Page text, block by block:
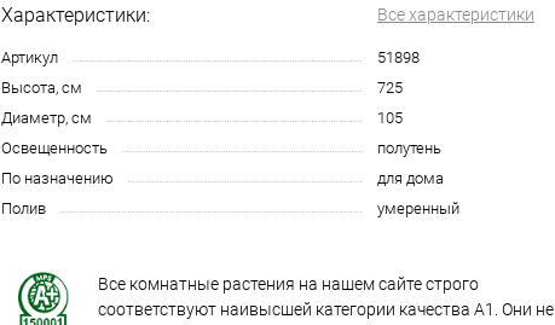
Характеристики: Все характеристики
Артикул
51898
Высота, см
725
Диаметр, см
105
Освещенность
полутень
По назначению
для дома
Полив
умеренный
Все комнатные растения на нашем сайте строго
соответствуют наивысшей категории качества А1. Они не